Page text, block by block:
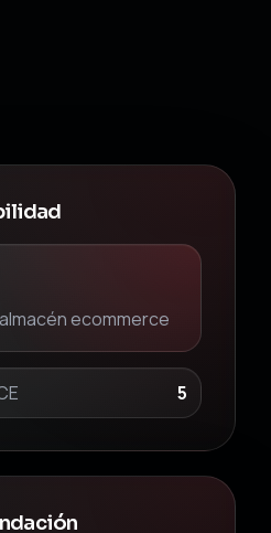
ecommerce
5